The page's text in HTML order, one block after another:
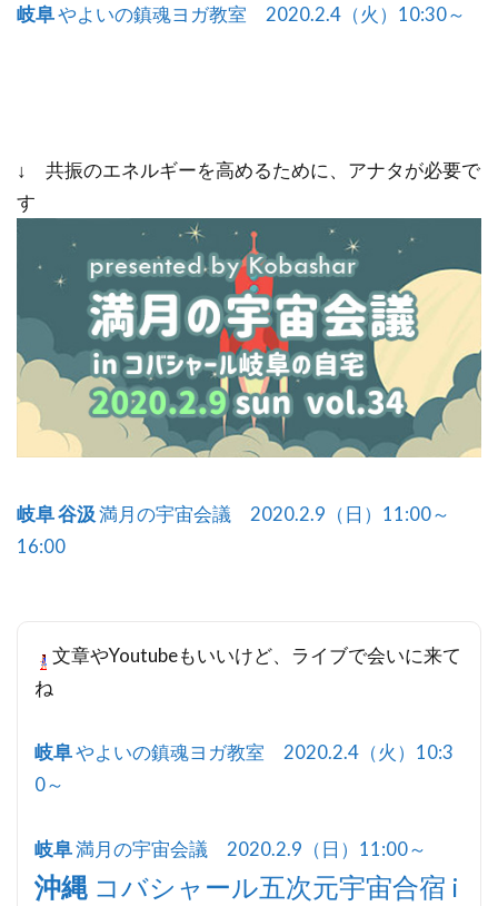
岐阜やよいの鎮魂ヨガ教室 2020.2.4（火）10:30～
↓ 共振のエネルギーを高めるために、アナタが必要で
す
岐阜 谷汲満月の宇宙会議 2020.2.9（日）11:00～
16:00
文章やYoutubeもいいけど、ライブで会いに来て
ね
岐阜やよいの鎮魂ヨガ教室 2020.2.4（火）10:3
0～
岐阜満月の宇宙会議 2020.2.9（日）11:00～
沖縄 コバシャール五次元宇宙合宿 i